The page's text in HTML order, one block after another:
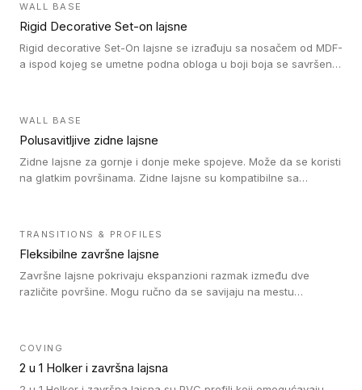
WALL BASE
Rigid Decorative Set-on lajsne
Rigid decorative Set-On lajsne se izrađuju sa nosačem od MDF-
a ispod kojeg se umetne podna obloga u boji boja se savršeno
WALL BASE
Polusavitljive zidne lajsne
Zidne lajsne za gornje i donje meke spojeve. Može da se koristi
na glatkim površinama. Zidne lajsne su kompatibilne sa
TRANSITIONS & PROFILES
Fleksibilne završne lajsne
Završne lajsne pokrivaju ekspanzioni razmak između dve
različite površine. Mogu ručno da se savijaju na mestu
(kompaktni i akustički), kao i sa podnim oblogama od linoleuma.
COVING
2 u 1 Holker i završna lajsna